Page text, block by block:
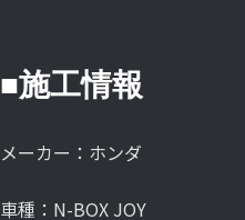
■施工情報
メーカー：ホンダ
車種：N-BOX JOY